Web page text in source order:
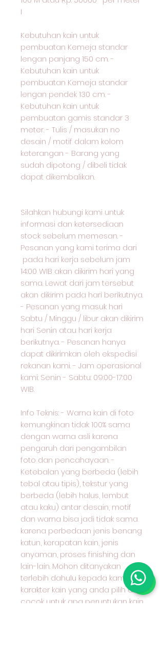
I
Kebutuhan kain untuk
pembuatan Kemeja standar
lengan panjang 150 cm. -
Kebutuhan kain untuk
pembuatan Kemeja standar
lengan pendek 130 cm. -
Kebutuhan kain untuk
pembuatan gamis standar 3
meter. - Tulis / masukan no
desain / motif dalam kolom
keterangan - Barang yang
sudah dipotong / dibeli tidak
dapat dikembalikan.
Silahkan hubungi kami untuk
informasi dan ketersediaan
stock sebelum memesan. -
Pesanan yang kami terima dari
pada hari kerja sebelum jam
14:00 WIB akan dikirim hari yang
sama. Lewat dari jam tersebut
akan dikirim pada hari berikutnya.
- Pesanan yang masuk hari
Sabtu / Minggu / libur akan dikirim
hari Senin atau hari kerja
berikutnya. - Pesanan hanya
dapat dikirimkan oleh ekspedisi
rekanan kami. - Jam operasional
kami: Senin - Sabtu: 09:00-17:00
WIB.
Info Teknis: - Warna kain di foto
kemungkinan tidak 100% sama
dengan warna asli karena
pengaruh dari pengambilan
foto dan pencahayaan. -
Ketebalan yang berbeda (lebih
tebal atau tipis), tekstur yang
berbeda (lebih halus, lembut
atau kaku) antar desain, motif
dan warna bisa jadi tidak sama
karena perbedaan jenis benang
katun, kerapatan kain, jenis
anyaman, proses finishing dan
lain-lain. Mohon ditanyakan
terlebih dahulu kepada kami
karakter kain yang anda pilih dan
cocok untuk apa peruntukan kain